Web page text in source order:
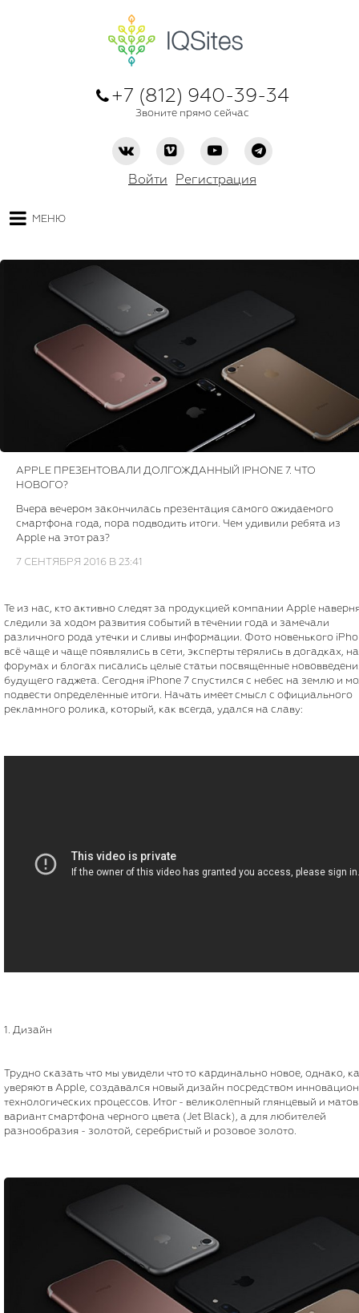
+7 (812) 940-39-34
Звоните прямо сейчас
Войти Регистрация
МЕНЮ
APPLE ПРЕЗЕНТОВАЛИ ДОЛГОЖДАННЫЙ IPHONE 7. ЧТО
НОВОГО?
Вчера вечером закончилась презентация самого ожидаемого
смартфона года, пора подводить итоги. Чем удивили ребята из
Apple на этот раз?
7 СЕНТЯБРЯ 2016 В 23:41
Те из нас, кто активно следят за продукцией компании Apple
следили за ходом развития событий в течении года и замечали
различного рода утечки и сливы информации. Фото новенького
всё чаще и чаще появлялись в сети, эксперты терялись в догадках, на
форумах и блогах писались целые статьи посвященные
будущего гаджета. Сегодня iPhone 7 спустился с небес на землю и
подвести определенные итоги. Начать имеет смысл с официального
рекламного ролика, который, как всегда, удался на славу:
1. Дизайн
Трудно сказать что мы увидели что то кардинально новое, однако,
уверяют в Apple, создавался новый дизайн посредством
технологических процессов. Итог - великолепный глянцевый и
вариант смартфона черного цвета (Jet Black), а для любителей
разнообразия - золотой, серебристый и розовое золото.